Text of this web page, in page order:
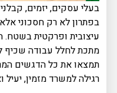
בעלי עסקים, יזמים,
בפתרון לא רק חסכוני
עיצובית ופרקטית
מתכת לחלל עבודה שכיף
תמצאו את כל הדגשים
רגילה למשרד מזמין, יעיל